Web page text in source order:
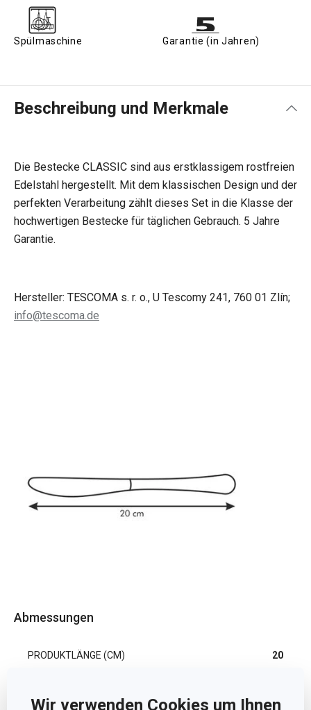
Wir verwenden Cookies um Ihnen
Spülmaschine Garantie (in Jahren)
Beschreibung und Merkmale
Die Bestecke CLASSIC sind aus erstklassigem rostfreien
Edelstahl hergestellt. Mit dem klassischen Design und der
perfekten Verarbeitung zählt dieses Set in die Klasse der
hochwertigen Bestecke für täglichen Gebrauch. 5 Jahre
Garantie.
Hersteller: TESCOMA s. r. o., U Tescomy 241, 760 01 Zlín;
info@tescoma.de
Abmessungen
PRODUKTLÄNGE (CM) 20
Andere Parameter